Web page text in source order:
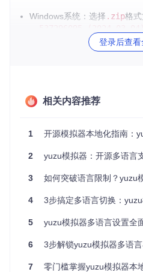
Windows系统：选择 .zip格
- 537296095 (2024-03-
240304-537296095.zip
Linux系统：选择.AppImage
⚠️ 注意：版本日期越新，语言
二、快速安装与启动模拟
Windows系统安装步骤：
s\yuzu）
打开解压后的文件夹，双击
Linux系统安装步骤：
运行命令赋予执行权限：
chmod +x yuzu-
pImage
执行命令启动：
./yuzu-
登录后查看
相关内容推荐
1 开源模拟器本地化指南：
2 yuzu模拟器：开源多语言支持
3 如何突破语言限制？yuzu模
4 3步搞定多语言切换：yuzu
5 yuzu模拟器多语言设置全面指南
6 3步解锁yuzu模拟器多语言界
7 零门槛掌握yuzu模拟器本